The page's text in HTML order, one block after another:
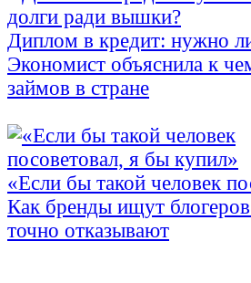
Диплом в кредит: нужно
Экономист объяснила к
займов в стране
«Если бы такой человек
Как бренды ищут
точно отказывают